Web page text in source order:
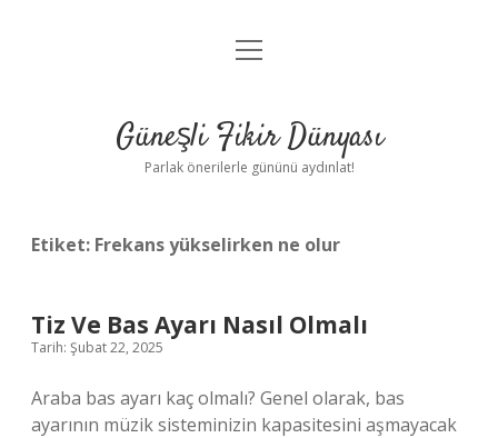
Anasayfa
Yasal Uyarı
menüyü
Güneşli Fikir Dünyası
Parlak önerilerle gününü aydınlat!
Etiket: Frekans yükselirken ne olur
Tiz Ve Bas Ayarı Nasıl Olmalı
Tarih: Şubat 22, 2025
Araba bas ayarı kaç olmalı? Genel olarak, bas
ayarının müzik sisteminizin kapasitesini aşmayacak